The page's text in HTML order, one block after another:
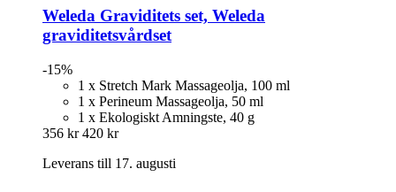
Weleda Graviditets set, Weleda
graviditetsvårdset
-15%
1 x Stretch Mark Massageolja, 100 ml
1 x Perineum Massageolja, 50 ml
1 x Ekologiskt Amningste, 40 g
356 kr 420 kr
Leverans till 17. augusti